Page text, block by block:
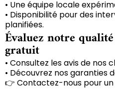
• Une équipe locale
• Disponibilité pour des
planifiées.
Évaluez notre
gratuit
• Consultez les avis de nos
• Découvrez nos garanties
👉 Contactez-nous pour un